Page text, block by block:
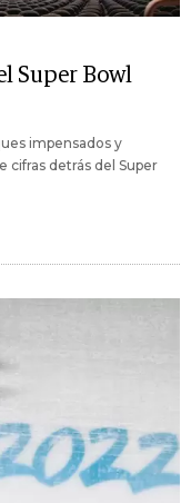
Super Bowl
impensados y
cifras detrás del Super